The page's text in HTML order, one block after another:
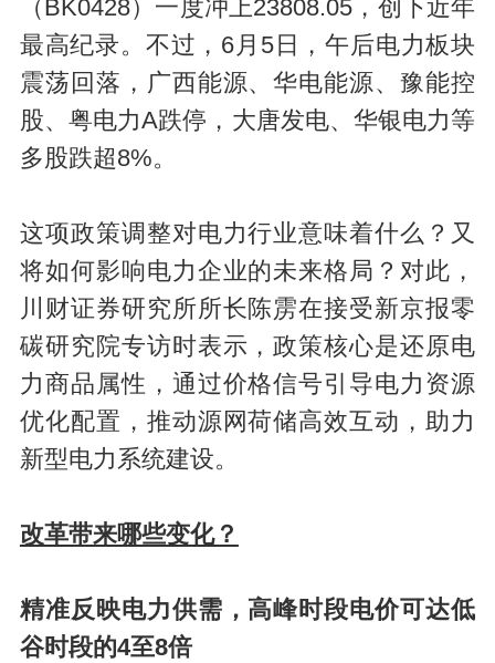
（BK0428）一度冲上23808.05，创下近年
最高纪录。不过，6月5日，午后电力板块
震荡回落，广西能源、华电能源、豫能控
股、粤电力A跌停，大唐发电、华银电力等
多股跌超8%。
这项政策调整对电力行业意味着什么？又
将如何影响电力企业的未来格局？对此，
川财证券研究所所长陈雳在接受新京报零
碳研究院专访时表示，政策核心是还原电
力商品属性，通过价格信号引导电力资源
优化配置，推动源网荷储高效互动，助力
新型电力系统建设。
改革带来哪些变化？
精准反映电力供需 ， 高峰时段电价可达低
谷时段的4至8倍